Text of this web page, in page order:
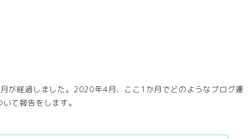
が経過しました。2020年4月、ここ1か月でどのようなブログ運
て報告をします。